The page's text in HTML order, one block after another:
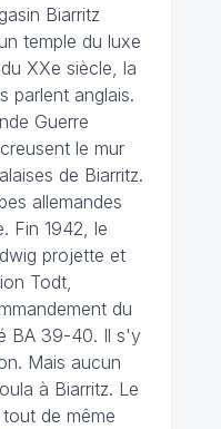
Biarritz
temple du luxe
XXe siècle, la
parlent anglais.
Guerre
le mur
de Biarritz.
allemandes
Fin 1942, le
projette et
Todt,
du
BA 39-40. Il s'y
Mais aucun
à Biarritz. Le
de même